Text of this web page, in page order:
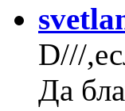
D///
Да